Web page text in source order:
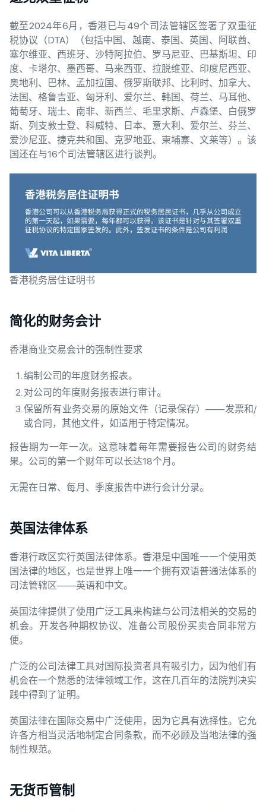
截至2024年6月，香港已与49个司法管辖区签署了双重征
税协议（DTA）（包括中国、越南、泰国、英国、阿联酋、
塞尔维亚、西班牙、沙特阿拉伯、罗马尼亚、巴基斯坦、印
度、卡塔尔、墨西哥、马来西亚、拉脱维亚、印度尼西亚、
奥地利、巴林、孟加拉国、俄罗斯联邦、比利时、加拿大、
法国、格鲁吉亚、匈牙利、爱尔兰、韩国、荷兰、马耳他、
葡萄牙、瑞士、南非、新西兰、毛里求斯、卢森堡、白俄罗
斯、列支敦士登、科威特、日本、意大利、爱尔兰、芬兰、
爱沙尼亚、捷克共和国、克罗地亚、柬埔寨、文莱等）。该
国还在与16个司法管辖区进行谈判。
香港税务居住证明书
简化的财务会计
香港商业交易会计的强制性要求
编制公司的年度财务报表。
对公司的年度财务报表进行审计。
保留所有业务交易的原始文件（记录保存）——发票和/
或合同，其他文件，如适用于特定情况。
报告期为一年一次。这意味着每年需要报告公司的财务结
果。公司的第一个财年可以长达18个月。
无需在日常、每月、季度报告中进行会计分录。
英国法律体系
香港行政区实行英国法律体系。香港是中国唯一一个使用英
国法律的地区，也是世界上唯一一个拥有双语普通法体系的
司法管辖区——英语和中文。
英国法律提供了使用广泛工具来构建与公司法相关的交易的
机会。开发各种期权协议、准备公司股份买卖合同非常方
便。
广泛的公司法律工具对国际投资者具有吸引力，因为他们有
机会在一个熟悉的法律领域工作，这在几百年的法院判决实
践中得到了证明。
英国法律在国际交易中广泛使用，因为它具有选择性。它允
许各方相当灵活地制定合同条款，而不必顾及当地法律的强
制性规范。
无货币管制